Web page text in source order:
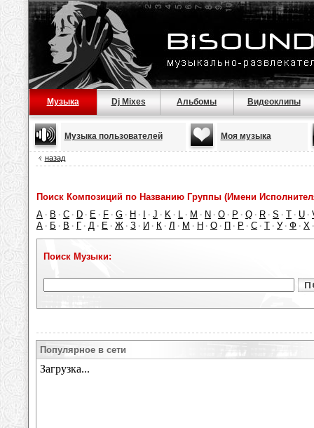
Музыка Dj Mixes Альбомы Видеоклипы
Музыка пользователей Моя музыка
назад
Поиск Композиций по Названию Группы (Имени
A · B · C · D · E · F · G · H · · J · K · L · M · N · O · P · Q · R · S · T · U ·
А · Б · В · Г · Д · Е · Ж · З · И · К · Л · М · Н · О · П · Р · С · Т · У · Ф · Х
Поиск Музыки:
Популярное в сети